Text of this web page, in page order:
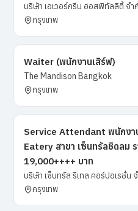
บริษัท เอเวอร์กรีน ฮอสพิทัลลิตี้ จำ
กรุงเทพ
Waiter (พนักงานเสิร์ฟ)
The Mandison Bangkok
กรุงเทพ
Service Attendant พนักงา
Eatery สาขา เซ็นทรัลชิดลม
19,000++++ บาท
บริษัท เซ็นทรัล รีเทล คอร์ปอเรชั่น
กรุงเทพ